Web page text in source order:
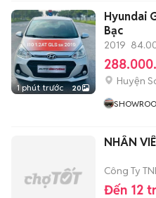
1 phút trước 20
Hyundai
Bạc
2019
Huyện
NHÂN
Công Ty
Đến 12